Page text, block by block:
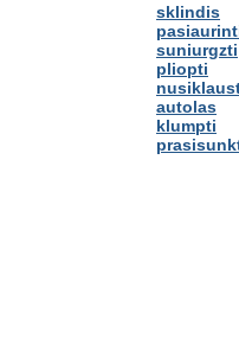
sklindis
suniurgzti
pliopti
autolas
klumpti